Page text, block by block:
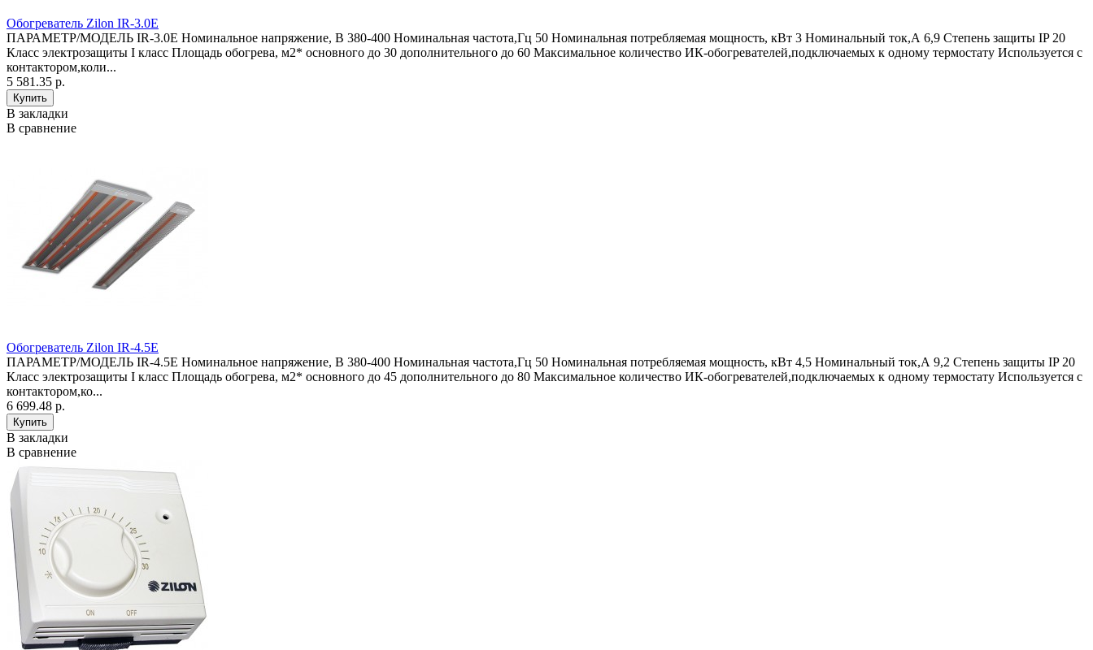
Обогреватель Zilon IR-3.0E
ПАРАМЕТР/МОДЕЛЬ IR-3.0E Номинальное напряжение, В 380-400 Номинальная частота,Гц 50 Номинальная потребляемая мощность, кВт 3 Номинальный ток,А 6,9 Степень защиты IP 20
Класс электрозащиты I класс Площадь обогрева, м2* основного до 30 дополнительного до 60 Максимальное количество ИК-обогревателей,подключаемых к одному термостату Используется с
контактором,коли...
5 581.35 р.
В закладки
В сравнение
Обогреватель Zilon IR-4.5E
ПАРАМЕТР/МОДЕЛЬ IR-4.5E Номинальное напряжение, В 380-400 Номинальная частота,Гц 50 Номинальная потребляемая мощность, кВт 4,5 Номинальный ток,А 9,2 Степень защиты IP 20
Класс электрозащиты I класс Площадь обогрева, м2* основного до 45 дополнительного до 80 Максимальное количество ИК-обогревателей,подключаемых к одному термостату Используется с
контактором,ко...
6 699.48 р.
В закладки
В сравнение